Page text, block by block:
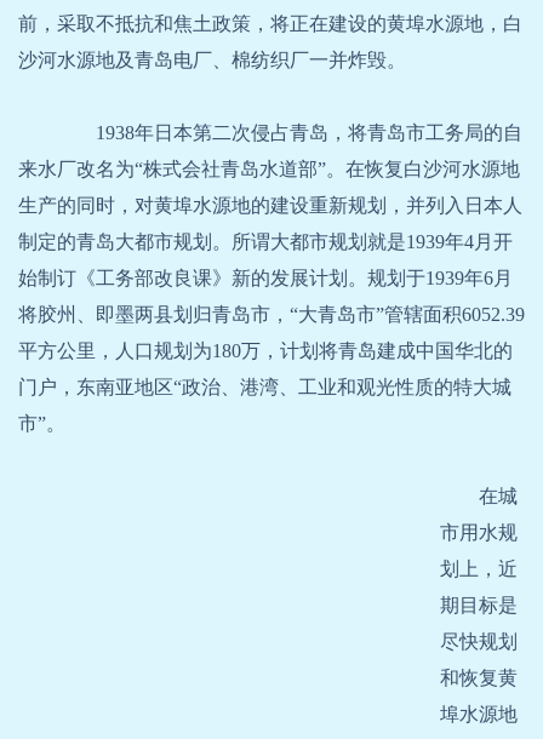
前，采取不抵抗和焦土政策，将正在建设的黄埠水源地，白
沙河水源地及青岛电厂、棉纺织厂一并炸毁。
1938年日本第二次侵占青岛，将青岛市工务局的自
来水厂改名为“株式会社青岛水道部”。在恢复白沙河水源地
生产的同时，对黄埠水源地的建设重新规划，并列入日本人
制定的青岛大都市规划。所谓大都市规划就是1939年4月开
始制订《工务部改良课》新的发展计划。规划于1939年6月
将胶州、即墨两县划归青岛市，“大青岛市”管辖面积6052.39
平方公里，人口规划为180万，计划将青岛建成中国华北的
门户，东南亚地区“政治、港湾、工业和观光性质的特大城
市”。
在城
市用水规
划上，近
期目标是
尽快规划
和恢复黄
埠水源地